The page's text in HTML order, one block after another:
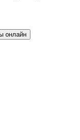
онлайн